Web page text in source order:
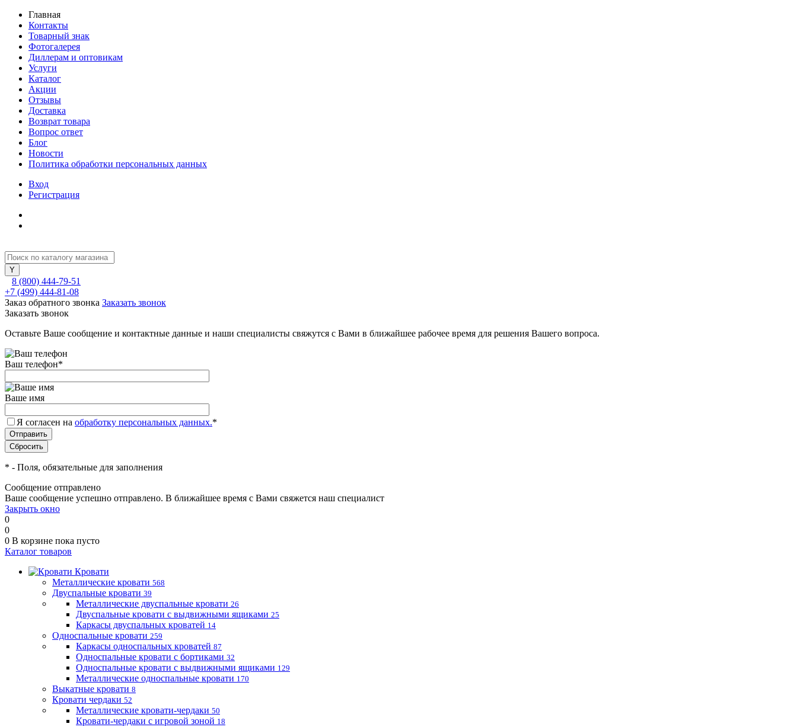
Главная
Контакты
Товарный знак
Фотогалерея
Диллерам и оптовикам
Услуги
Каталог
Акции
Отзывы
Доставка
Возврат товара
Вопрос ответ
Блог
Новости
Политика обработки персональных данных
Вход
Регистрация
8 (800) 444-79-51
+7 (499) 444-81-08
Заказ обратного звонка Заказать звонок
Заказать звонок
Оставьте Ваше сообщение и контактные данные и наши специалисты свяжутся с Вами в ближайшее рабочее время для решения Вашего вопроса.
Ваш телефон*
Ваше имя
Я согласен на обработку персональных данных.*
* - Поля, обязательные для заполнения
Сообщение отправлено
Ваше сообщение успешно отправлено. В ближайшее время с Вами свяжется наш специалист
Закрыть окно
0
0
0 В корзине пока пусто
Каталог товаров
Кровати
Металлические кровати 568
Двуспальные кровати 39
Металлические двуспальные кровати 26
Двуспальные кровати с выдвижными ящиками 25
Каркасы двуспальных кроватей 14
Односпальные кровати 259
Каркасы односпальных кроватей 87
Односпальные кровати с бортиками 32
Односпальные кровати с выдвижными ящиками 129
Металлические односпальные кровати 170
Выкатные кровати 8
Кровати чердаки 52
Металлические кровати-чердаки 50
Кровати-чердаки с игровой зоной 18